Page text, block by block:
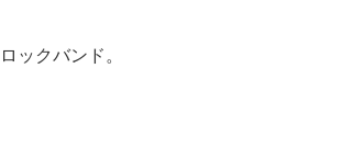
ックバンド。